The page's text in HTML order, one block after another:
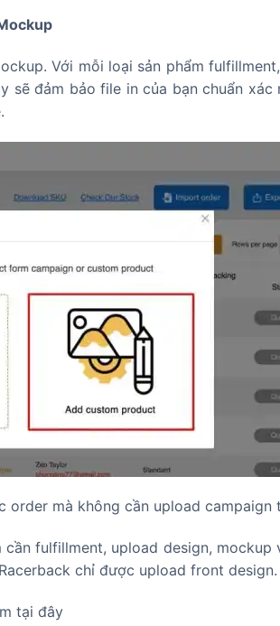
Với mỗi loại sản phẩm
sẽ đảm bảo file in của bạn chuẩn
mà không cần upload campaign
fulfillment, upload design, mockup
chỉ được upload front design.
tại đây